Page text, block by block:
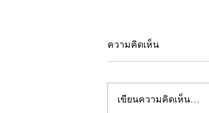
ความคิดเห็น
เขียนความคิดเห็น…